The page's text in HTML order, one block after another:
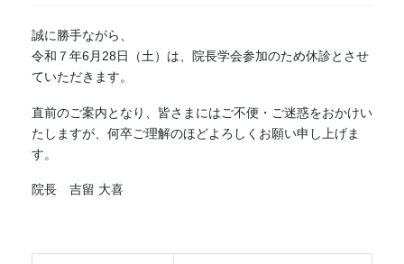
誠に勝手ながら、
令和７年6月28日（土）は、院長学会参加のため休診とさせ
ていただきます。
直前のご案内となり、皆さまにはご不便・ご迷惑をおかけい
たしますが、何卒ご理解のほどよろしくお願い申し上げま
す。
院長 吉留 大喜